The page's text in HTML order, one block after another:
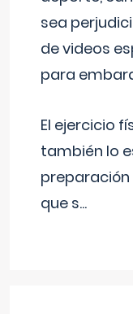
sea
de videos
para
El ejercicio
también lo
preparación
que s...